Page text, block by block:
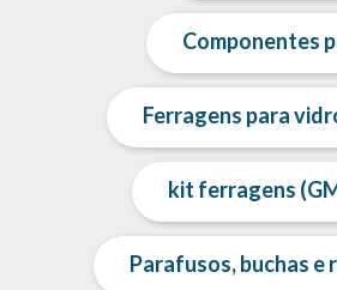
Componentes
Ferragens para
kit ferragens
Parafusos, buchas e